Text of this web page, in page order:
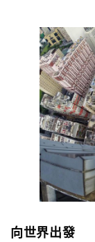
向世界出發